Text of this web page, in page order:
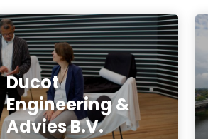
Ducot
Engineering &
Advies B.V.